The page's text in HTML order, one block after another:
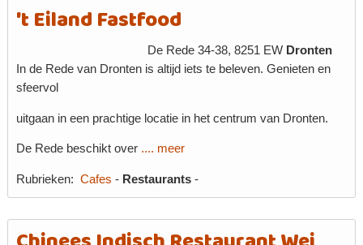
't Eiland Fastfood
De Rede 34-38, 8251 EW Dronten
In de Rede van Dronten is altijd iets te beleven. Genieten en
sfeervol
uitgaan in een prachtige locatie in het centrum van Dronten.
De Rede beschikt over .... meer
Rubrieken:Cafes - Restaurants -